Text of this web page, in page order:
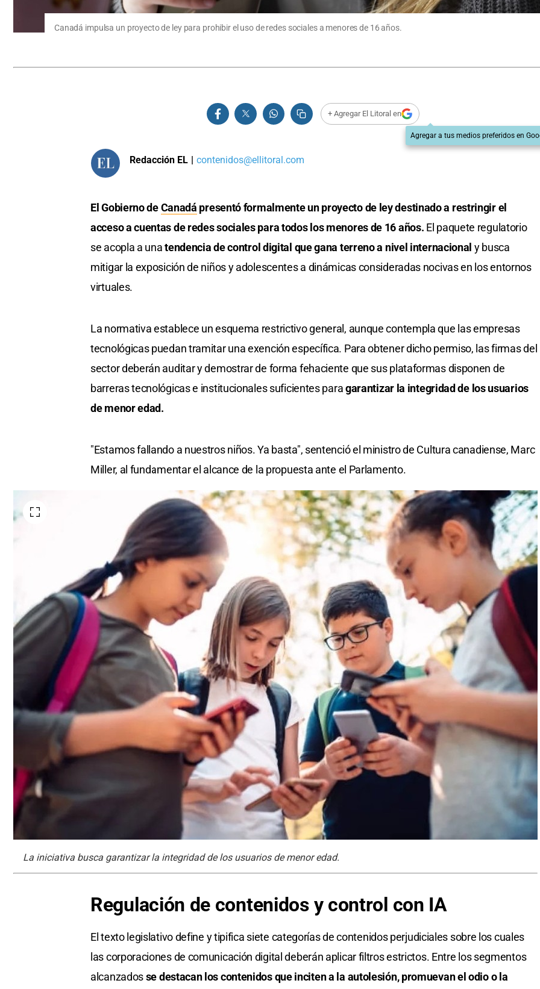
Canadá impulsa un proyecto de ley para prohibir el uso de redes sociales a menores de 16 años.
+ Agregar El Litoral en
Agregar a tus medios preferidos en
Redacción EL | contenidos@ellitoral.com
El Gobierno deCanadá presentó formalmente un proyecto de ley destinado a restringir el
acceso a cuentas de redes sociales para todos los menores de 16 años. El paquete regulatorio
se acopla a unatendencia de control digital que gana terreno a nivel internacional y busca
mitigar la exposición de niños y adolescentes a dinámicas consideradas nocivas en los entornos
virtuales.
La normativa establece un esquema restrictivo general, aunque contempla que las empresas
tecnológicas puedan tramitar una exención específica. Para obtener dicho permiso, las firmas del
sector deberán auditar y demostrar de forma fehaciente que sus plataformas disponen de
barreras tecnológicas e institucionales suficientes paragarantizar la integridad de los usuarios
de menor edad.
"Estamos fallando a nuestros niños. Ya basta", sentenció el ministro de Cultura canadiense, Marc
Miller, al fundamentar el alcance de la propuesta ante el Parlamento.
La iniciativa busca garantizar la integridad de los usuarios de menor edad.
Regulación de contenidos y control con IA
El texto legislativo define y tipifica siete categorías de contenidos perjudiciales sobre los cuales
las corporaciones de comunicación digital deberán aplicar filtros estrictos. Entre los segmentos
alcanzadosse destacan los contenidos que inciten a la autolesión, promuevan el odio o la